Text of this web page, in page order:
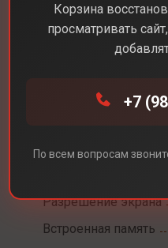
Ноутбуки
Разрешение экрана
Встроенная память
Корзина
просматривать
+7
По всем вопросам